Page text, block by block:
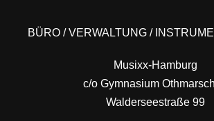
BÜRO / VERWALTUNG /
Musixx-Hamburg
c/o Gymnasium
Walderseestraße 99